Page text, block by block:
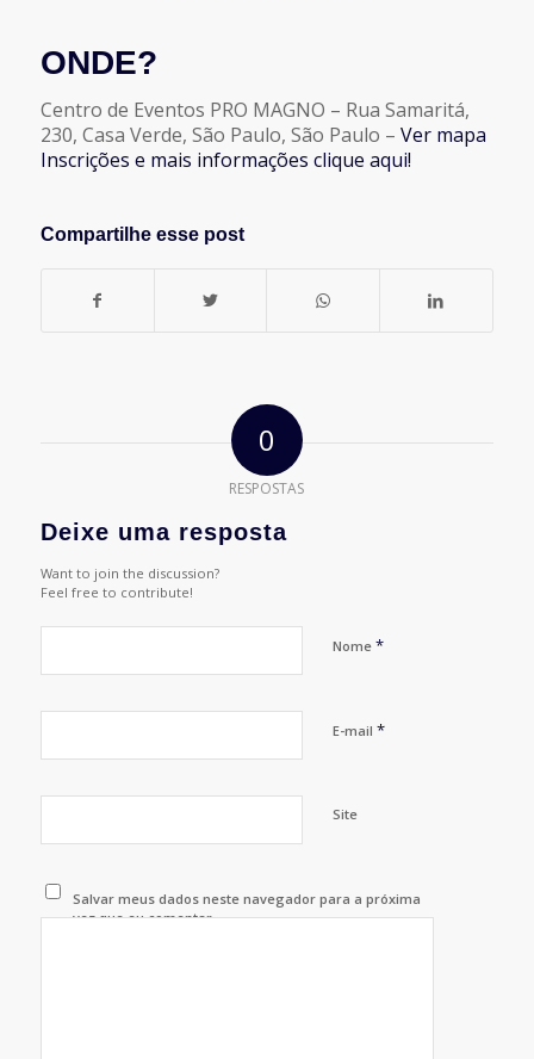
ONDE?
Centro de Eventos PRO MAGNO – Rua Samaritá,
230, Casa Verde, São Paulo, São Paulo – Ver mapa
Inscrições e mais informações clique aqui!
Compartilhe esse post
0
RESPOSTAS
Deixe uma resposta
Want to join the discussion?
Feel free to contribute!
Nome *
E-mail *
Site
Salvar meus dados neste navegador para a próxima
vez que eu comentar.